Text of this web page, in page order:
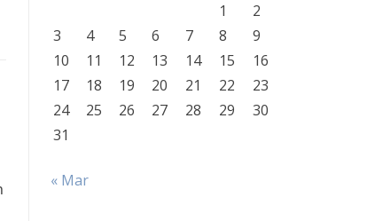
1
2
3
4 5 6 7 8
9
10
11 12 13 14 15
16
17
18 19 20 21 22
23
24
25 26 27 28 29
30
31
« Mar